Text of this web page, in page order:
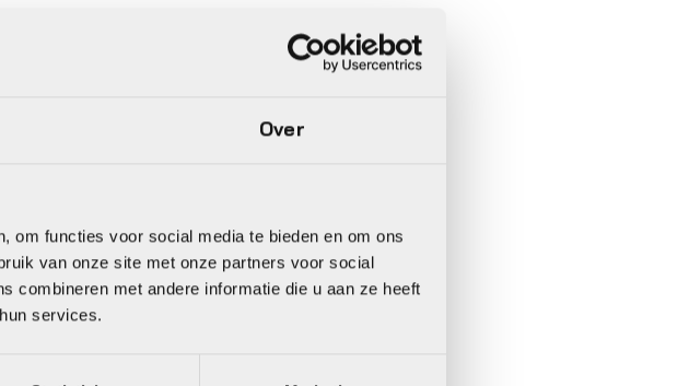
Over
om functies voor social media te bieden en om ons
van onze site met onze partners voor social
combineren met andere informatie die u aan ze heeft
services.